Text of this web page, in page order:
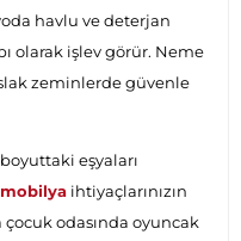
havlu ve deterjan
olarak işlev görür. Neme
zeminlerde güvenle
eşyaları
ihtiyaçlarınızın
odasında oyuncak